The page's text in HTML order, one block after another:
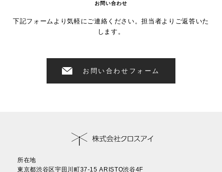
お問い合わせ
下記フォームより気軽にご連絡ください。担当者よりご返答いた
します。
お問い合わせフォーム
所在地
東京都渋谷区宇田川町37-15 ARISTO渋谷4F